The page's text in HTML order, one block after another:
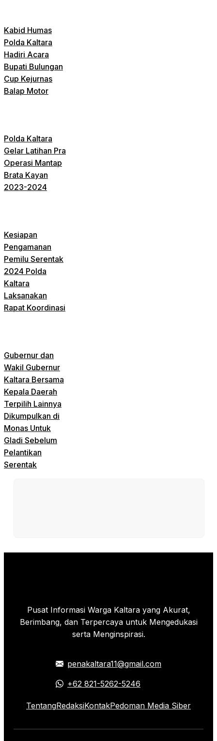
Kabid Humas
Polda Kaltara
Hadiri Acara
Bupati Bulungan
Cup Kejurnas
Balap Motor
Polda Kaltara
Gelar Latihan Pra
Operasi Mantap
Brata Kayan
2023-2024
Kesiapan
Pengamanan
Pemilu Serentak
2024 Polda
Kaltara
Laksanakan
Rapat Koordinasi
Gubernur dan
Wakil Gubernur
Kaltara Bersama
Kepala Daerah
Terpilih Lainnya
Dikumpulkan di
Monas Untuk
Gladi Sebelum
Pelantikan
Serentak
Pusat Informasi Warga Kaltara yang Akurat,
Berimbang, dan Terpercaya untuk Mengedukasi
serta Menginspirasi.
penakaltara11@gmail.com
+62 821-5262-5246
TentangRedaksiKontakPedoman Media Siber